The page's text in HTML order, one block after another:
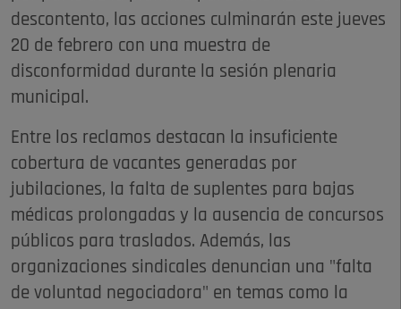
descontento, las acciones culminarán este jueves
20 de febrero con una muestra de
disconformidad durante la sesión plenaria
municipal.
Entre los reclamos destacan la insuficiente
cobertura de vacantes generadas por
jubilaciones, la falta de suplentes para bajas
médicas prolongadas y la ausencia de concursos
públicos para traslados. Además, las
organizaciones sindicales denuncian una "falta
de voluntad negociadora" en temas como la